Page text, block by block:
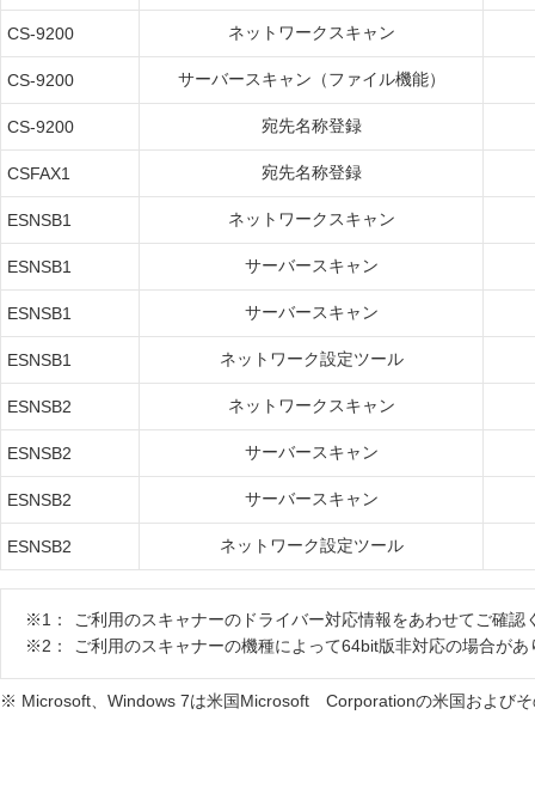
CS-9200 ネットワークスキャン
CS-9200 サーバースキャン（ファイル機能）
CS-9200 宛先名称登録
CSFAX1 宛先名称登録
ESNSB1 ネットワークスキャン
ESNSB1 サーバースキャン
ESNSB1 サーバースキャン
ESNSB1 ネットワーク設定ツール
ESNSB2 ネットワークスキャン
ESNSB2 サーバースキャン
ESNSB2 サーバースキャン
ESNSB2 ネットワーク設定ツール
※1：
ご利用のスキャナーのドライバー対応情報をあわせてご確認
※2：
ご利用のスキャナーの機種によって64bit版非対応の場合があ
※ Microsoft、Windows 7は米国Microsoft Corporationの米国およびそ